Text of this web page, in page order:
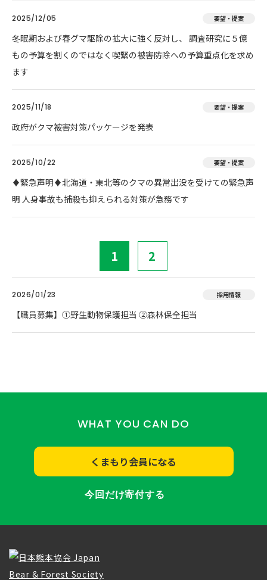
2025/12/05 要望・提案
冬眠期および春グマ駆除の拡大に強く反対し、 調査研究に５億
もの予算を割くのではなく喫緊の被害防除への予算重点化を求め
ます
2025/11/18 要望・提案
政府がクマ被害対策パッケージを発表
2025/10/22 要望・提案
♦️緊急声明♦️北海道・東北等のクマの異常出没を受けての緊急声
明 人身事故も捕殺も抑えられる対策が急務です
1 2
2026/01/23 採用情報
【職員募集】①野生動物保護担当 ②森林保全担当
WHAT YOU CAN DO
くまもり会員になる
今回だけ寄付する